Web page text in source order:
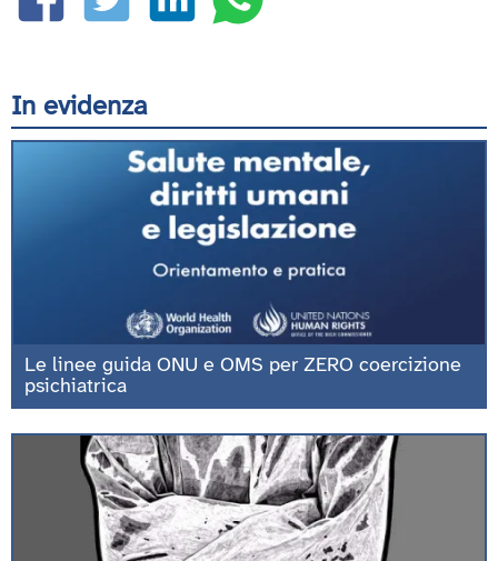
In evidenza
Le linee guida ONU e OMS per ZERO coercizione
psichiatrica